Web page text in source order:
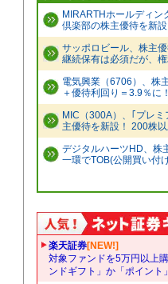
MIRARTHホールディン
倶楽部の株主優待を新
サッポロビール、株主
継続保有は必須だが、
電気興業（6706）、株
＋優待利回り＝3.9％に
MIC（300A）、｢プレ
主優待を新設！ 200株
デジタルハーツHD、株
一環でTOB(公開買い付
楽天証券[NEW!]
対象ファンドを5万円以上
ンドギフト」か「ポイント